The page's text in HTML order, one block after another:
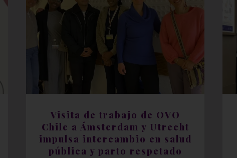
Visita de trabajo de OVO
Chile a Ámsterdam y Utrecht
impulsa intercambio en salud
pública y parto respetado